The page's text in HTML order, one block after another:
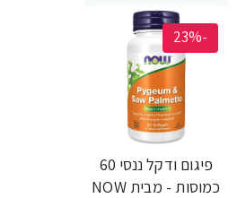
-23%
פיגום ודקל ננסי 60
כמוסות - מבית NOW